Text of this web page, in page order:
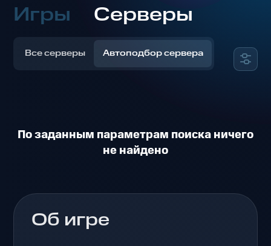
Игры Серверы
Все серверы Автоподбор сервера
По заданным параметрам поиска ничего
не найдено
Об игре